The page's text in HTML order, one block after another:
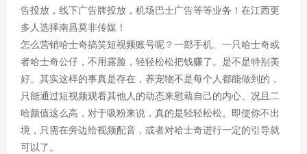
告投放，线下广告牌投放，机场巴士广告等等业务！在江西更
多人选择南昌莫非传媒！
怎么营销哈士奇搞笑短视频账号呢？一部手机、一只哈士奇或
者哈士奇公仔，不用露脸，轻轻松松把钱赚了。是不是特别美
好。其实这样的事真是存在，养宠物不是每个人都能做到的，
只能通过短视频观看其他人的动态来慰藉自己的内心。况且二
哈颜值这么高，对于吸粉来说，真的是轻轻松松。即使你不出
境，只需在旁边给视频配音，或者对哈士奇进行一定的引导就
可以了。